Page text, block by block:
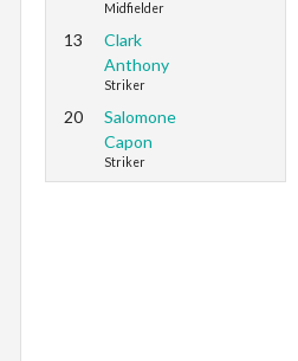
Midfielder
13
Clark
Anthony
Striker
20
Salomone
Capon
Striker